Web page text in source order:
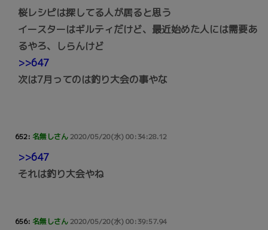
桜レシピは探してる人が居ると思う
イースターはギルティだけど、最近始めた人には需要あ
るやろ、しらんけど
>>647
次は7月ってのは釣り大会の事やな
652: 名無しさん2020/05/20(水) 00:34:28.12
>>647
それは釣り大会やね
656: 名無しさん2020/05/20(水) 00:39:57.94